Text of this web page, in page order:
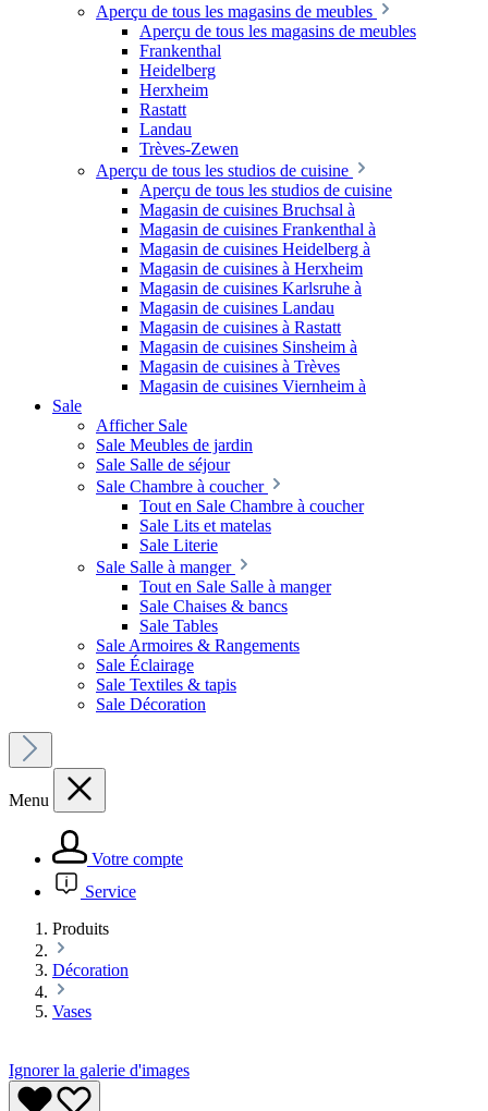
Aperçu de tous les magasins de meubles
Aperçu de tous les magasins de meubles
Frankenthal
Heidelberg
Herxheim
Rastatt
Landau
Trèves-Zewen
Aperçu de tous les studios de cuisine
Aperçu de tous les studios de cuisine
Magasin de cuisines Bruchsal à
Magasin de cuisines Frankenthal à
Magasin de cuisines Heidelberg à
Magasin de cuisines à Herxheim
Magasin de cuisines Karlsruhe à
Magasin de cuisines Landau
Magasin de cuisines à Rastatt
Magasin de cuisines Sinsheim à
Magasin de cuisines à Trèves
Magasin de cuisines Viernheim à
Sale
Afficher Sale
Sale Meubles de jardin
Sale Salle de séjour
Sale Chambre à coucher
Tout en Sale Chambre à coucher
Sale Lits et matelas
Sale Literie
Sale Salle à manger
Tout en Sale Salle à manger
Sale Chaises & bancs
Sale Tables
Sale Armoires & Rangements
Sale Éclairage
Sale Textiles & tapis
Sale Décoration
Menu
Votre compte
Service
Produits
Décoration
Vases
Ignorer la galerie d'images